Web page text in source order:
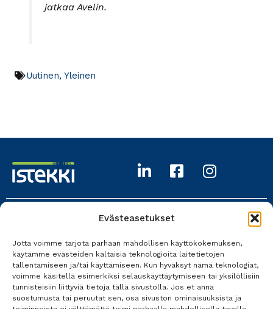
Evästeasetukset
Jotta voimme tarjota parhaan mahdollisen käyttökokemuksen,
käytämme evästeiden kaltaisia teknologioita laitetietojen
tallentamiseen ja/tai käyttämiseen. Kun hyväksyt nämä teknologiat,
voimme käsitellä esimerkiksi selauskäyttäytymiseen tai yksilöllisiin
tunnisteisiin liittyviä tietoja tällä sivustolla. Jos et anna
suostumusta tai peruutat sen, osa sivuston ominaisuuksista ja
jatkaa Avelin.
Uutinen, Yleinen
017 618 0700
Kaikki yhteystiedot